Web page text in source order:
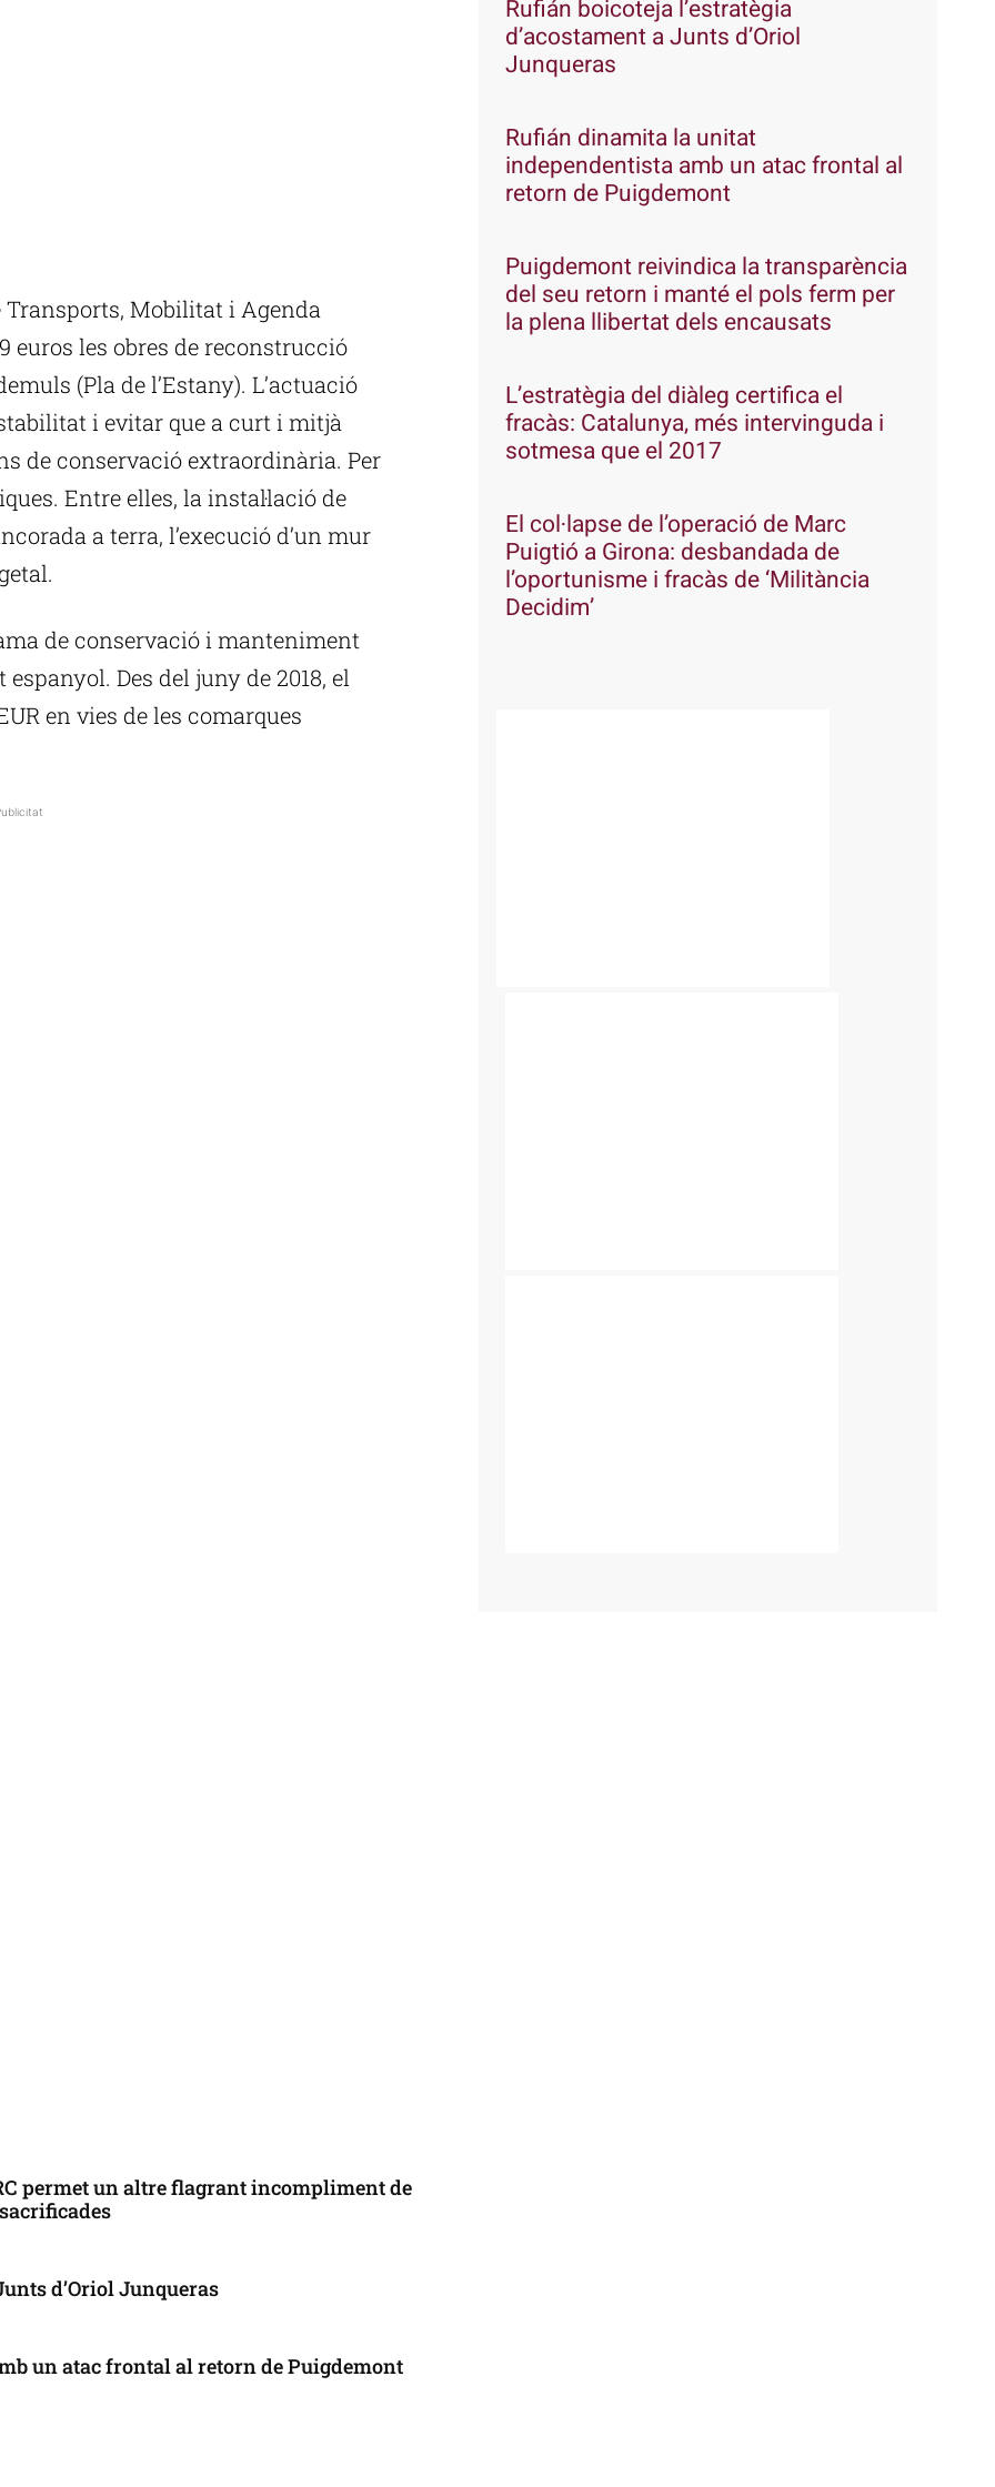
Mobilitat i Agenda
euros les obres de reconstrucció
(Pla de l’Estany). L’actuació
i evitar que a curt i mitjà
de conservació extraordinària. Per
Entre elles, la instal·lació de
a terra, l’execució d’un mur
de conservació i manteniment
Des del juny de 2018, el
en vies de les comarques
permet un altre flagrant incompliment de
d’Oriol Junqueras
un atac frontal al retorn de Puigdemont
Rufián boicoteja l’estratègia
d’acostament a Junts d’Oriol
Junqueras
Rufián dinamita la unitat
independentista amb un atac frontal al
retorn de Puigdemont
Puigdemont reivindica la transparència
del seu retorn i manté el pols ferm per
la plena llibertat dels encausats
L’estratègia del diàleg certifica el
fracàs: Catalunya, més intervinguda i
sotmesa que el 2017
El col·lapse de l’operació de Marc
Puigtió a Girona: desbandada de
l’oportunisme i fracàs de ‘Militància
Decidim’